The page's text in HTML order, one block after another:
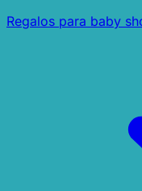
Regalos para baby